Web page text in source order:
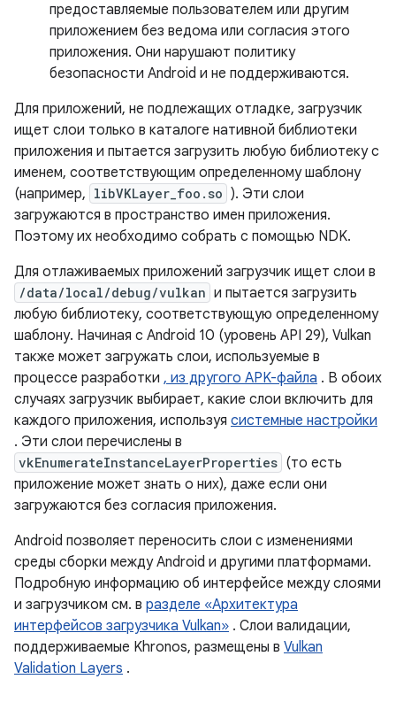
предоставляемые пользователем или другим
приложением без ведома или согласия этого
приложения. Они нарушают политику
безопасности Android и не поддерживаются.
Для приложений, не подлежащих отладке, загрузчик
ищет слои только в каталоге нативной библиотеки
приложения и пытается загрузить любую библиотеку с
именем, соответствующим определенному шаблону
(например, libVKLayer_foo.so ). Эти слои
загружаются в пространство имен приложения.
Поэтому их необходимо собрать с помощью NDK.
Для отлаживаемых приложений загрузчик ищет слои в
/data/local/debug/vulkan и пытается загрузить
любую библиотеку, соответствующую определенному
шаблону. Начиная с Android 10 (уровень API 29), Vulkan
также может загружать слои, используемые в
процессе разработки , из другого APK-файла . В обоих
случаях загрузчик выбирает, какие слои включить для
каждого приложения, используя системные настройки
. Эти слои перечислены в
vkEnumerateInstanceLayerProperties (то есть
приложение может знать о них), даже если они
загружаются без согласия приложения.
Android позволяет переносить слои с изменениями
среды сборки между Android и другими платформами.
Подробную информацию об интерфейсе между слоями
и загрузчиком см. в разделе «Архитектура
интерфейсов загрузчика Vulkan» . Слои валидации,
поддерживаемые Khronos, размещены в Vulkan
Validation Layers .